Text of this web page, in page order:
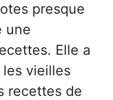
presque
une
Elle a
vieilles
recettes de